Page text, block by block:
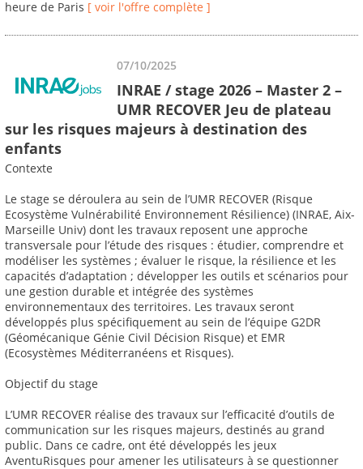
heure de Paris [ voir l'offre complète ]
07/10/2025
INRAE / stage 2026 – Master 2 –
UMR RECOVER Jeu de plateau
sur les risques majeurs à destination des
enfants
Contexte
Le stage se déroulera au sein de l’UMR RECOVER (Risque
Ecosystème Vulnérabilité Environnement Résilience) (INRAE, Aix-
Marseille Univ) dont les travaux reposent une approche
transversale pour l’étude des risques : étudier, comprendre et
modéliser les systèmes ; évaluer le risque, la résilience et les
capacités d’adaptation ; développer les outils et scénarios pour
une gestion durable et intégrée des systèmes
environnementaux des territoires. Les travaux seront
développés plus spécifiquement au sein de l’équipe G2DR
(Géomécanique Génie Civil Décision Risque) et EMR
(Ecosystèmes Méditerranéens et Risques).
Objectif du stage
L’UMR RECOVER réalise des travaux sur l’efficacité d’outils de
communication sur les risques majeurs, destinés au grand
public. Dans ce cadre, ont été développés les jeux
AventuRisques pour amener les utilisateurs à se questionner